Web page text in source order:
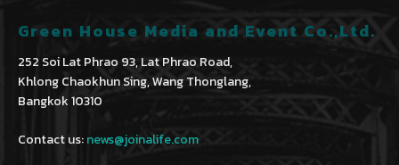
Green House Media and Event Co.,Ltd.
252 Soi Lat Phrao 93, Lat Phrao Road,
Khlong Chaokhun Sing, Wang Thonglang,
Bangkok 10310
Contact us:news@joinalife.com